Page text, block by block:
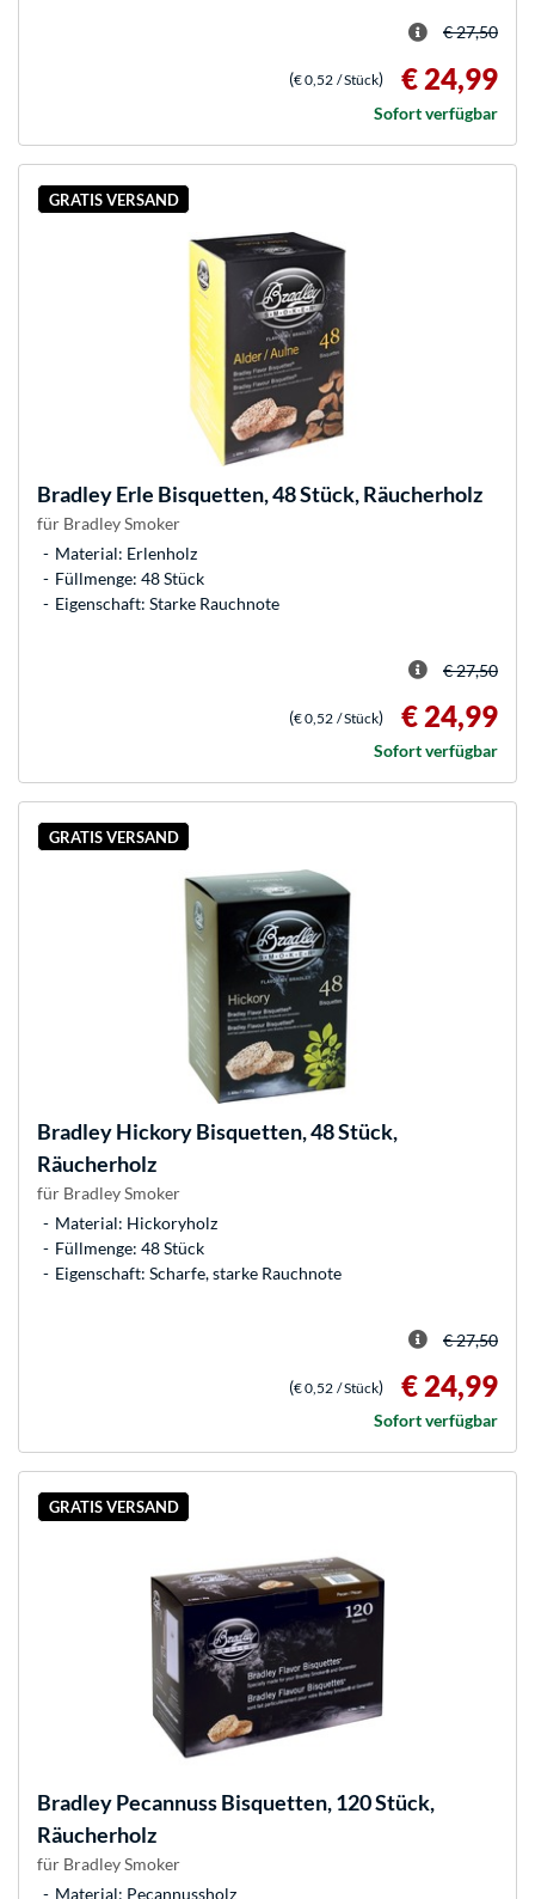
€ 27,50
(€ 0,52 / Stück) € 24,99
Sofort verfügbar
GRATIS VERSAND
BradleyErle Bisquetten, 48 Stück, Räucherholz
für Bradley Smoker
Material: Erlenholz
Füllmenge: 48 Stück
Eigenschaft: Starke Rauchnote
€ 27,50
(€ 0,52 / Stück) € 24,99
Sofort verfügbar
GRATIS VERSAND
BradleyHickory Bisquetten, 48 Stück,
Räucherholz
für Bradley Smoker
Material: Hickoryholz
Füllmenge: 48 Stück
Eigenschaft: Scharfe, starke Rauchnote
€ 27,50
(€ 0,52 / Stück) € 24,99
Sofort verfügbar
GRATIS VERSAND
BradleyPecannuss Bisquetten, 120 Stück,
Räucherholz
für Bradley Smoker
Material: Pecannussholz